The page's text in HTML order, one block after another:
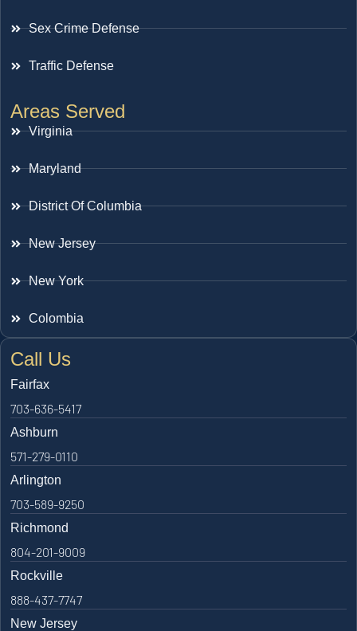
Sex Crime Defense
Traffic Defense
Areas Served
Virginia
Maryland
District Of Columbia
New Jersey
New York
Colombia
Call Us
Fairfax
703-636-5417
Ashburn
571-279-0110
Arlington
703-589-9250
Richmond
804-201-9009
Rockville
888-437-7747
New Jersey